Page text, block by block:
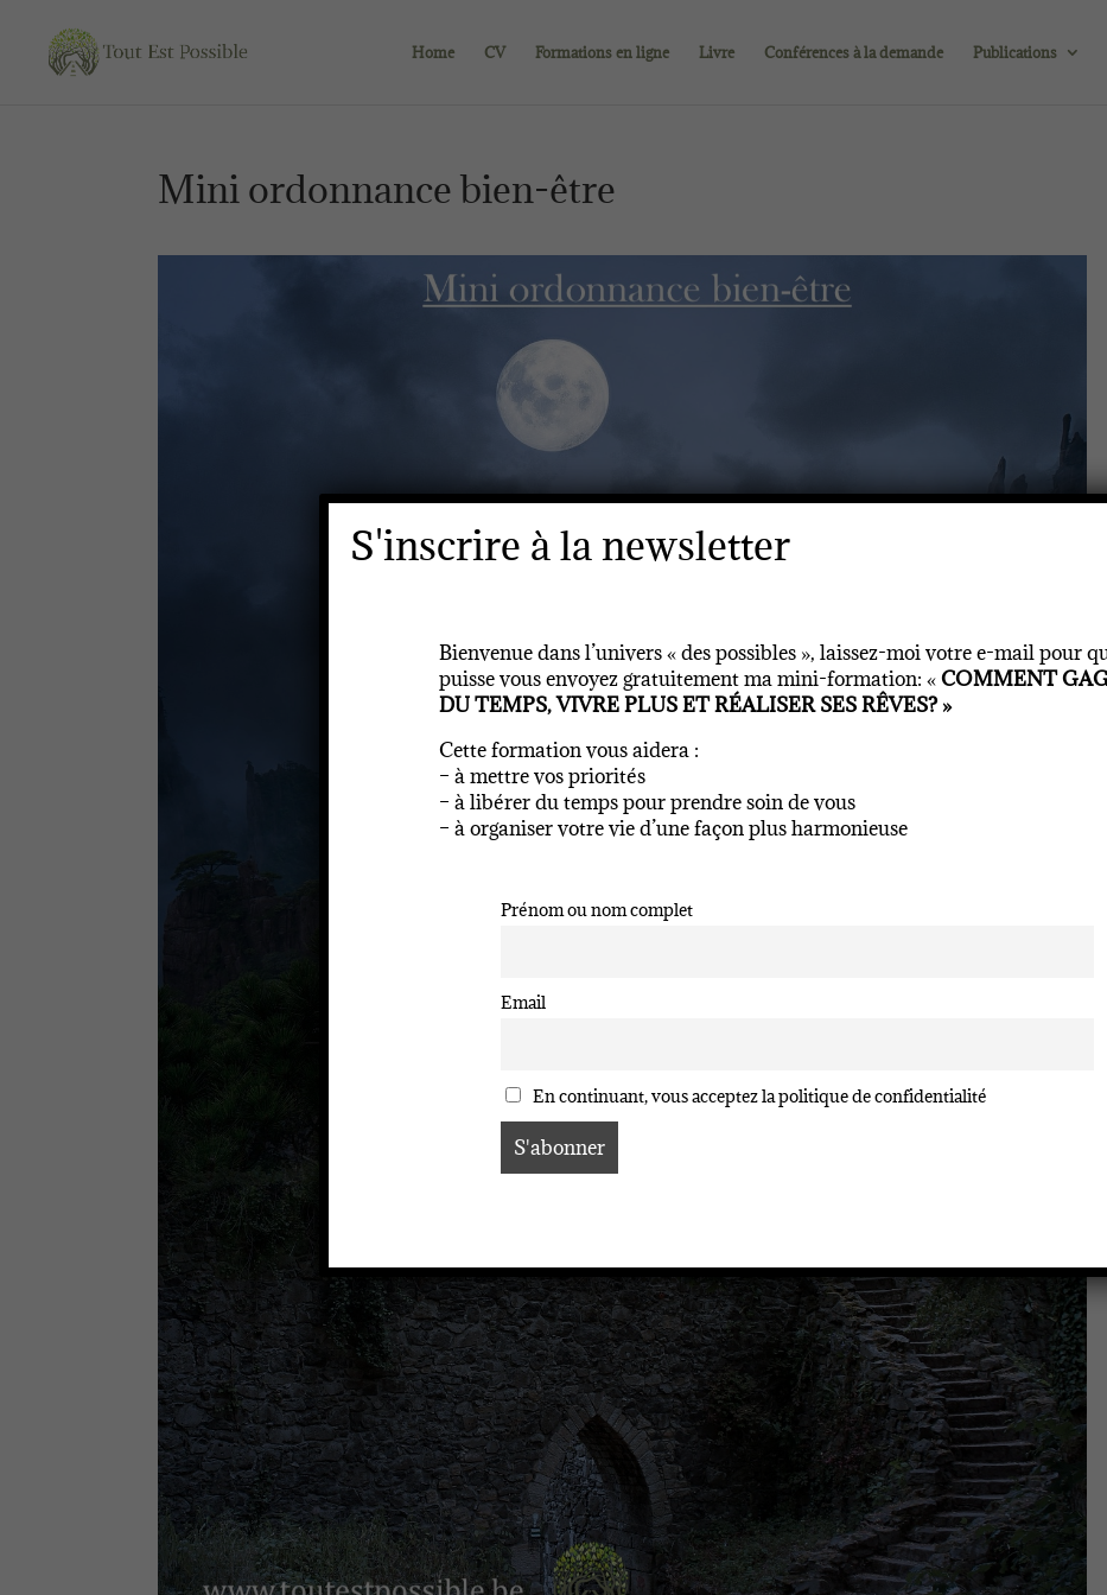
Home CV Formations en ligne Livre Conférences à la demande Publications
Mini ordonnance bien-être
S'inscrire à la newsletter
Bienvenue dans l’univers « des possibles », laissez-moi votre e-mail pour
puisse vous envoyez gratuitement ma mini-formation: «COMMENT
DU TEMPS, VIVRE PLUS ET RÉALISER SES RÊVES? »
Cette formation vous aidera :
– à mettre vos priorités
– à libérer du temps pour prendre soin de vous
– à organiser votre vie d’une façon plus harmonieuse
Prénom ou nom complet
Email
En continuant, vous acceptez la politique de confidentialité